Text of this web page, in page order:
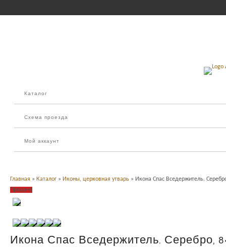
Каталог
Схема проезда
Мой аккаунт
Главная » Каталог » Иконы, церковная утварь » Икона Спас Вседержитель.
Продано
Икона Спас Вседержитель. Серебро,